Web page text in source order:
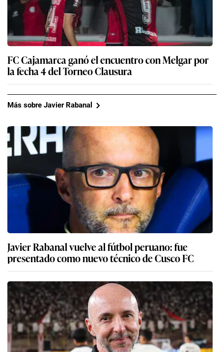
FC Cajamarca ganó el encuentro con Melgar por
la fecha 4 del Torneo Clausura
Más sobre Javier Rabanal
Javier Rabanal vuelve al fútbol peruano: fue
presentado como nuevo técnico de Cusco FC